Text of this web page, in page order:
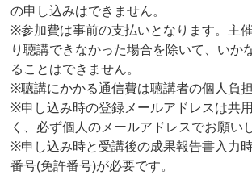
の申し込みはできません。
※参加費は事前の支払いとなります。主
り聴講できなかった場合を除いて、いか
ることはできません。
※聴講にかかる通信費は聴講者の個人負担
※申し込み時の登録メールアドレスは共
く、必ず個人のメールアドレスでお願い
※申し込み時と受講後の成果報告書入力
番号(免許番号)が必要です。